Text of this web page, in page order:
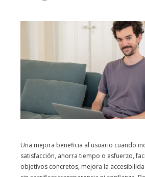
Una mejora beneficia al usuario cuando
satisfacción, ahorra tiempo o esfuerzo,
objetivos concretos, mejora la